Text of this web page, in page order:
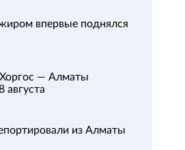
впервые поднялся
— Алматы
августа
из Алматы